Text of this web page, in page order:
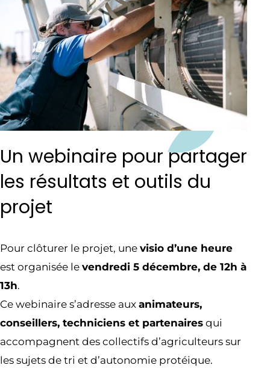
Un webinaire pour partager
les résultats et outils du
projet
Pour clôturer le projet, une visio d’une heure
est organisée le vendredi 5 décembre, de 12h à
13h.
Ce webinaire s’adresse aux animateurs,
conseillers, techniciens et partenaires qui
accompagnent des collectifs d’agriculteurs sur
les sujets de tri et d’autonomie protéique.